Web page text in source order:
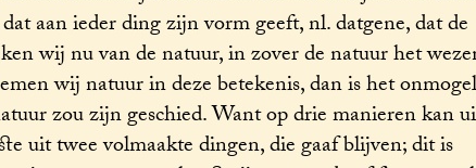
aan ieder ding zijn vorm geeft, nl. datgene, dat de
wij nu van de natuur, in zover de natuur het
wij natuur in deze betekenis, dan is het
zou zijn geschied. Want op drie manieren kan
uit twee volmaakte dingen, die gaaf blijven; dit is